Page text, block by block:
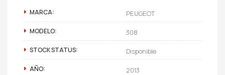
MARCA: PEUGEOT
MODELO: 308
STOCK STATUS: Disponible
AÑO: 2013